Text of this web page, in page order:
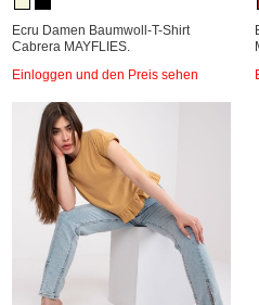
Ecru Damen Baumwoll-T-Shirt
Cabrera MAYFLIES.
Einloggen und den Preis sehen